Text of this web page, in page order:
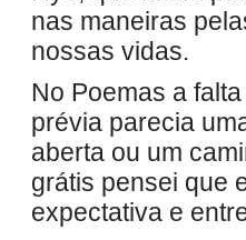
nas maneiras
nossas vidas.
No Poemas a
prévia parecia
aberta ou um
grátis pensei que
expectativa e